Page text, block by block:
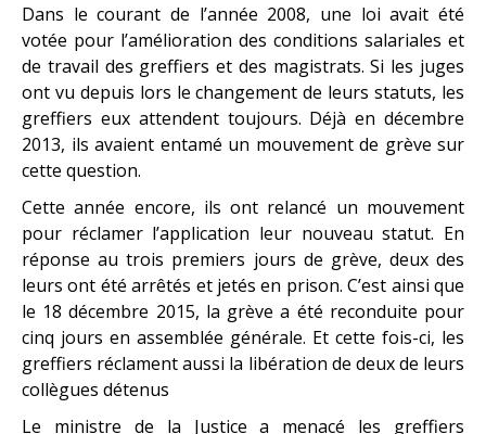
Dans le courant de l’année 2008, une loi avait été
votée pour l’amélioration des conditions salariales et
de travail des greffiers et des magistrats. Si les juges
ont vu depuis lors le changement de leurs statuts, les
greffiers eux attendent toujours. Déjà en décembre
2013, ils avaient entamé un mouvement de grève sur
cette question.
Cette année encore, ils ont relancé un mouvement
pour réclamer l’application leur nouveau statut. En
réponse au trois premiers jours de grève, deux des
leurs ont été arrêtés et jetés en prison. C’est ainsi que
le 18 décembre 2015, la grève a été reconduite pour
cinq jours en assemblée générale. Et cette fois-ci, les
greffiers réclament aussi la libération de deux de leurs
collègues détenus
Le ministre de la Justice a menacé les greffiers